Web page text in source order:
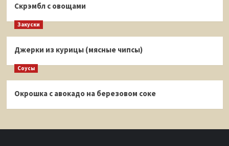
Скрэмбл с овощами
Закуски
Джерки из курицы (мясные чипсы)
Соусы
Окрошка с авокадо на березовом соке